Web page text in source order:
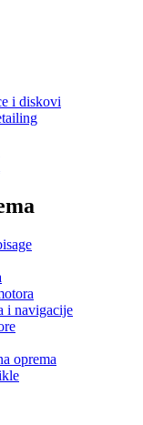
i diskovi
i navigacije
oprema